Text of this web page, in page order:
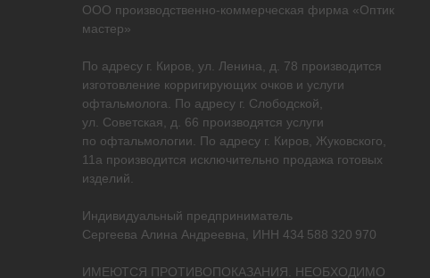
ООО производственно-коммерческая фирма «Оптик
мастер»
По адресу г. Киров, ул. Ленина, д. 78 производится
изготовление корригирующих очков и услуги
офтальмолога. По адресу г. Слободской,
ул. Советская, д. 66 производятся услуги
по офтальмологии. По адресу г. Киров, Жуковского,
11а производится исключительно продажа готовых
изделий.
Индивидуальный предприниматель
Сергеева Алина Андреевна, ИНН 434 588 320 970
ИМЕЮТСЯ ПРОТИВОПОКАЗАНИЯ. НЕОБХОДИМО